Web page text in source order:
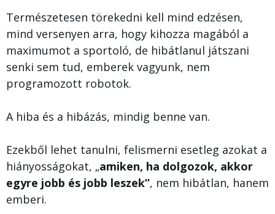
Természetesen törekedni kell mind edzésen,
mind versenyen arra, hogy kihozza magából a
maximumot a sportoló, de hibátlanul játszani
senki sem tud, emberek vagyunk, nem
programozott robotok.
A hiba és a hibázás, mindig benne van.
Ezekből lehet tanulni, felismerni esetleg azokat a
hiányosságokat, „amiken, ha dolgozok, akkor
egyre jobb és jobb leszek”, nem hibátlan, hanem
emberi.